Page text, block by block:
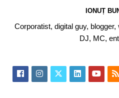
IONUȚ
Corporatist, digital guy,
DJ, MC,